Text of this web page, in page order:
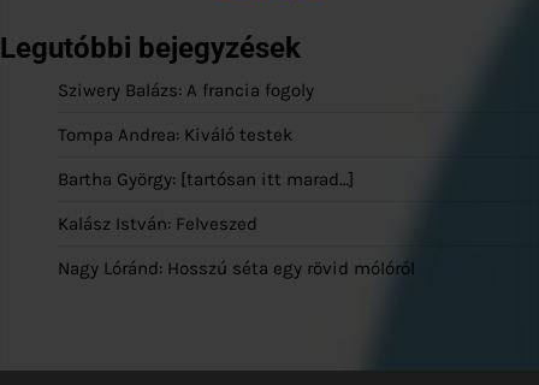
Legutóbbi bejegyzések
Sziwery Balázs: A francia fogoly
Tompa Andrea: Kiváló testek
Bartha György: [tartósan itt marad…]
Kalász István: Felveszed
Nagy Lóránd: Hosszú séta egy rövid mólóról